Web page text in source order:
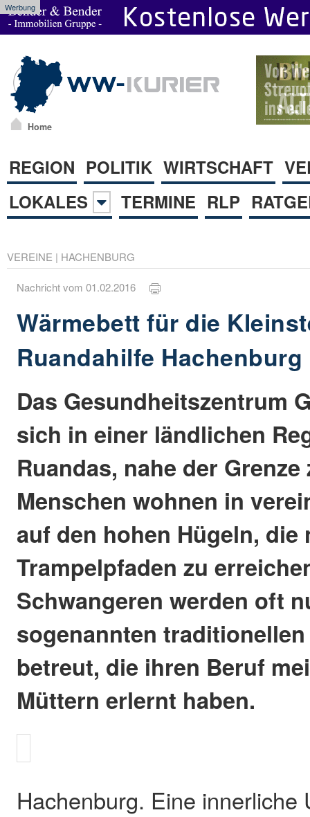
Werbung
Home
REGION POLITIK WIRTSCHAFT
LOKALES
TERMINE RLP
VEREINE | HACHENBURG
Nachricht vom 01.02.2016
Wärmebett für die
Ruandahilfe Hachenburg
Das Gesundheitszentrum
sich in einer ländlichen
Ruandas, nahe der
Menschen wohnen in
auf den hohen Hügeln,
Trampelpfaden zu
Schwangeren werden oft
sogenannten
betreut, die ihren Beruf
Müttern erlernt haben.
Hachenburg. Eine innerliche